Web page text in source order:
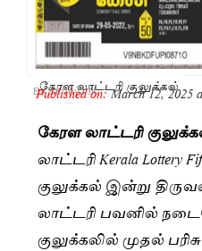
கேரள லாட்டரி குலுக்கல்
By Saranya JK
Published on:March 12, 2025
கேரள லாட்டரி குலுக்கல்
லாட்டரி Kerala Lottery
குலுக்கல் இன்று
லாட்டரி பவனில்
குலுக்கலில் முதல்